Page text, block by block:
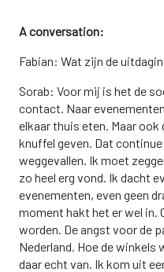
A conversation:
Fabian: Wat zijn de
Sorab: Voor mij is het de
contact. Naar
elkaar thuis eten. Maar
knuffel geven. Dat
weggevallen. Ik moet
zo heel erg vond. Ik dacht
evenementen, even geen
moment hakt het er wel in.
worden. De angst voor de
Nederland. Hoe de winkels
daar echt van. Ik kom uit